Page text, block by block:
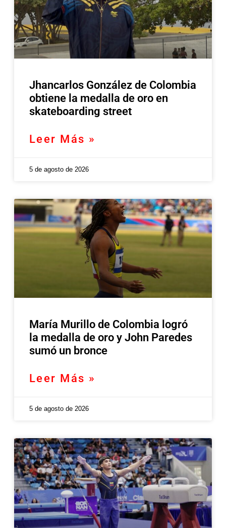
Jhancarlos González de Colombia
obtiene la medalla de oro en
skateboarding street
Leer Más »
5 de agosto de 2026
María Murillo de Colombia logró
la medalla de oro y John Paredes
sumó un bronce
Leer Más »
5 de agosto de 2026